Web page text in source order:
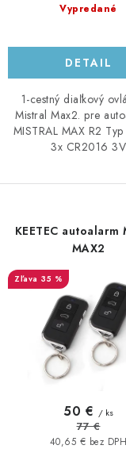
Vypredané
DETAIL
1-cestný diaľkový
Mistral Max2. pre
MISTRAL MAX R2
3x CR2016 3V
KEETEC autoalarm
MAX2
35 %
40,65 € bez DPH
50 € / ks
77 €